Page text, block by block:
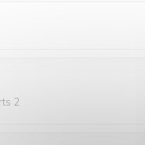
2